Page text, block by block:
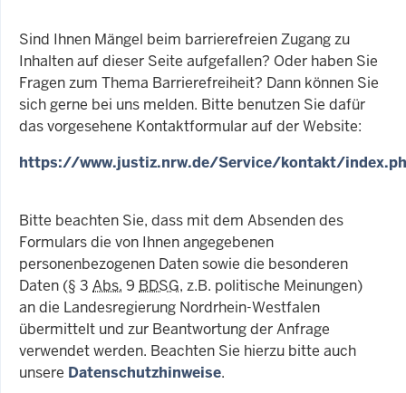
Sind Ihnen Mängel beim barrierefreien Zugang zu
Inhalten auf dieser Seite aufgefallen? Oder haben Sie
Fragen zum Thema Barrierefreiheit? Dann können Sie
sich gerne bei uns melden. Bitte benutzen Sie dafür
das vorgesehene Kontaktformular auf der Website:
https://www.justiz.nrw.de/Service/kontakt/
Bitte beachten Sie, dass mit dem Absenden des
Formulars die von Ihnen angegebenen
personenbezogenen Daten sowie die besonderen
Daten (§ 3 Abs. 9 BDSG, z.B. politische Meinungen)
an die Landesregierung Nordrhein-Westfalen
übermittelt und zur Beantwortung der Anfrage
verwendet werden. Beachten Sie hierzu bitte auch
unsere Datenschutzhinweise.